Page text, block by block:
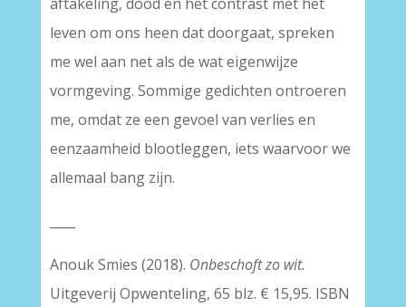
leven om ons heen dat doorgaat, spreken
me wel aan net als de wat eigenwijze
vormgeving. Sommige gedichten ontroeren
me, omdat ze een gevoel van verlies en
eenzaamheid blootleggen, iets waarvoor we
allemaal bang zijn.
Anouk Smies (2018). Onbeschoft zo wit.
Uitgeverij Opwenteling, 65 blz. € 15,95. ISBN